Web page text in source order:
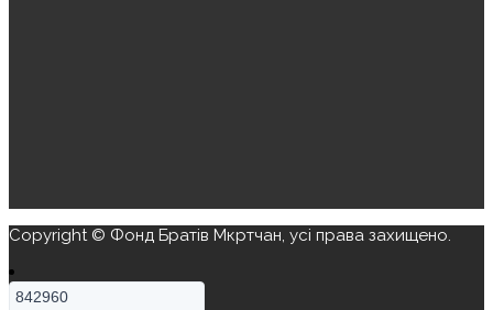
Copyright © Фонд Братів Мкртчан, усі права захищено.
842960